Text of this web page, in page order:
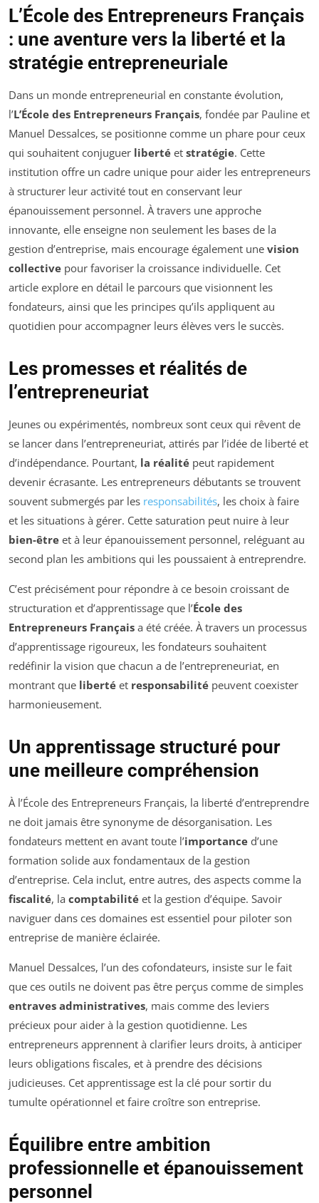
L’École des Entrepreneurs Français
: une aventure vers la liberté et la
stratégie entrepreneuriale
Dans un monde entrepreneurial en constante évolution,
l’L’École des Entrepreneurs Français, fondée par Pauline et
Manuel Dessalces, se positionne comme un phare pour ceux
qui souhaitent conjuguer liberté et stratégie. Cette
institution offre un cadre unique pour aider les entrepreneurs
à structurer leur activité tout en conservant leur
épanouissement personnel. À travers une approche
innovante, elle enseigne non seulement les bases de la
gestion d’entreprise, mais encourage également une vision
collective pour favoriser la croissance individuelle. Cet
article explore en détail le parcours que visionnent les
fondateurs, ainsi que les principes qu’ils appliquent au
quotidien pour accompagner leurs élèves vers le succès.
Les promesses et réalités de
l’entrepreneuriat
Jeunes ou expérimentés, nombreux sont ceux qui rêvent de
se lancer dans l’entrepreneuriat, attirés par l’idée de liberté et
d’indépendance. Pourtant, la réalité peut rapidement
devenir écrasante. Les entrepreneurs débutants se trouvent
souvent submergés par les responsabilités, les choix à faire
et les situations à gérer. Cette saturation peut nuire à leur
bien-être et à leur épanouissement personnel, reléguant au
second plan les ambitions qui les poussaient à entreprendre.
C’est précisément pour répondre à ce besoin croissant de
structuration et d’apprentissage que l’École des
Entrepreneurs Français a été créée. À travers un processus
d’apprentissage rigoureux, les fondateurs souhaitent
redéfinir la vision que chacun a de l’entrepreneuriat, en
montrant que liberté et responsabilité peuvent coexister
harmonieusement.
Un apprentissage structuré pour
une meilleure compréhension
À l’École des Entrepreneurs Français, la liberté d’entreprendre
ne doit jamais être synonyme de désorganisation. Les
fondateurs mettent en avant toute l’importance d’une
formation solide aux fondamentaux de la gestion
d’entreprise. Cela inclut, entre autres, des aspects comme la
fiscalité, la comptabilité et la gestion d’équipe. Savoir
naviguer dans ces domaines est essentiel pour piloter son
entreprise de manière éclairée.
Manuel Dessalces, l’un des cofondateurs, insiste sur le fait
que ces outils ne doivent pas être perçus comme de simples
entraves administratives, mais comme des leviers
précieux pour aider à la gestion quotidienne. Les
entrepreneurs apprennent à clarifier leurs droits, à anticiper
leurs obligations fiscales, et à prendre des décisions
judicieuses. Cet apprentissage est la clé pour sortir du
tumulte opérationnel et faire croître son entreprise.
Équilibre entre ambition
professionnelle et épanouissement
personnel